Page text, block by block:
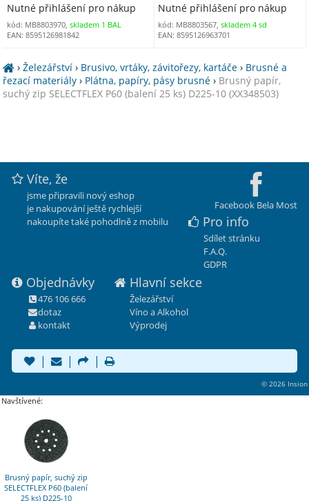
Nutné přihlášení pro nákup
kód: MB8803970, skladem 1 BAL
EAN: 8595126981842
Nutné přihlášení pro nákup
kód: MB8803567,skladem 4 sd
EAN: 8595126963701
›Železářství › Brusivo, vrtáky, závitořezy, kartáče › Brusné a
řezací materiály › Plátna, papíry, pásy brusné › Brusný papír,
suchý zip SELECTFLEX P60 (balení 25 ks) D225-10 (XX348503)
Facebook Bela Most
Víte, že
jsme připravili nový eshop
je nakupování ještě rychlejší
nakoupíte také pohodlně z mobilu
Pro info
Sdílet stránku
F.A.Q.
GDPR
Objednávky
476 106 666
dotaz
kontakt
Hlavní sekce
Železářství
Víno a Alkohol
Výprodej
| | |
© 2026 Insion
Navštívené:
Brusný papír, suchý zip
SELECTFLEX P60 (balení
25 ks) D225-10